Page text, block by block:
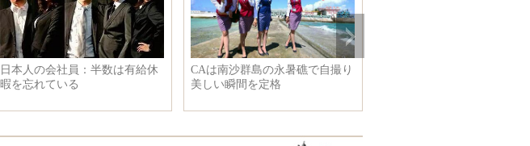
日本人の会社員：半数は有給休
暇を忘れている
CAは南沙群島の永暑礁で自撮り
美しい瞬間を定格